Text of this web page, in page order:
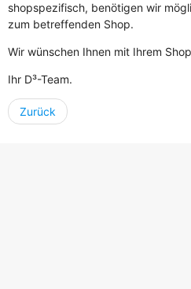
shopspezifisch, benötigen wir
zum betreffenden Shop.
Wir wünschen Ihnen mit Ihrem
Ihr D³-Team.
Zurück